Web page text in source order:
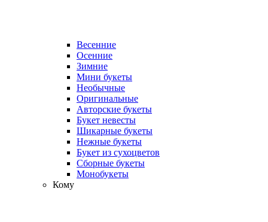
Весенние
Осенние
Зимние
Мини букеты
Необычные
Оригинальные
Авторские букеты
Букет невесты
Шикарные букеты
Нежные букеты
Букет из сухоцветов
Сборные букеты
Монобукеты
Кому